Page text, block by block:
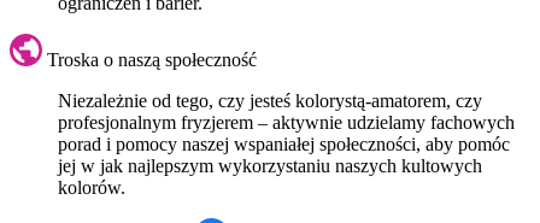
Troska o naszą społeczność
Niezależnie od tego, czy jesteś kolorystą-amatorem, czy
profesjonalnym fryzjerem – aktywnie udzielamy fachowych
porad i pomocy naszej wspaniałej społeczności, aby pomóc
jej w jak najlepszym wykorzystaniu naszych kultowych
kolorów.